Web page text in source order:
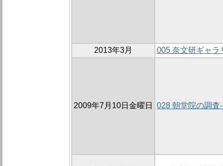
2013年3月 005 奈文研ギャラ
2009年7月10日金曜日 028 朝堂院の調査